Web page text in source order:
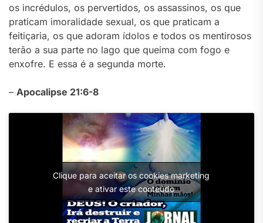
os incrédulos, os pervertidos, os assassinos, os que
praticam imoralidade sexual, os que praticam a
feitiçaria, os que adoram ídolos e todos os mentirosos
terão a sua parte no lago que queima com fogo e
enxofre. E essa é a segunda morte.
– Apocalipse 21:6-8
Clique para aceitar os cookies marketing
e ativar este conteúdo